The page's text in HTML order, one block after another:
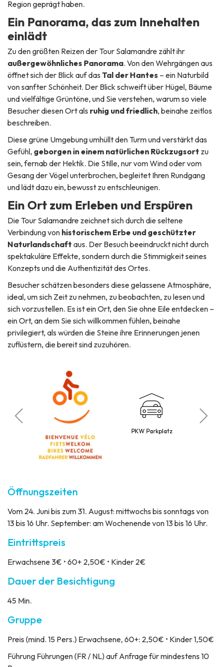
Region geprägt haben.
Ein Panorama, das zum Innehalten
einlädt
Zu den größten Reizen der Tour Salamandre zählt ihr
außergewöhnliches Panorama. Von den Wehrgängen aus
öffnet sich der Blick auf das Tal der Hantes – ein Naturbild
von sanfter Schönheit. Der Blick schweift über Hügel, Bäume
und vielfältige Grüntöne, und Sie verstehen, warum so viele
Besucher diesen Ort als ruhig und friedlich, beinahe zeitlos
beschreiben.
Diese grüne Umgebung umhüllt den Turm und verstärkt das
Gefühl, geborgen in einem natürlichen Rückzugsort zu
sein, fernab der Hektik. Die Stille, nur vom Wind oder vom
Gesang der Vögel unterbrochen, begleitet Ihren Rundgang
und lädt dazu ein, bewusst zu entschleunigen.
Ein Ort zum Erleben und Erspüren
Die Tour Salamandre zeichnet sich durch die seltene
Verbindung von historischem Erbe und geschützter
Naturlandschaft aus. Der Besuch beeindruckt nicht durch
spektakuläre Effekte, sondern durch die Stimmigkeit seines
Konzepts und die Authentizität des Ortes.
Besucher schätzen besonders diese gelassene Atmosphäre,
ideal, um sich Zeit zu nehmen, zu beobachten, zu lesen und
sich vorzustellen. Es ist ein Ort, den Sie ohne Eile entdecken –
ein Ort, an dem Sie sich willkommen fühlen, beinahe
privilegiert, als würden die Steine ihre Erinnerungen jenen
zuflüstern, die bereit sind zuzuhören.
PKW Parkplatz
Öffnungszeiten
Vom 24. Juni bis zum 31. August: mittwochs bis sonntags von
13 bis 16 Uhr. September: am Wochenende von 13 bis 16 Uhr.
Eintrittspreis
Erwachsene 3€ • 60+ 2,50€ • Kinder 2€
Dauer der Besichtigung
45 Min.
Gruppe
Preis (mind. 15 Pers.) Erwachsene, 60+: 2,50€ • Kinder 1,50€
Führung Führungen (FR / NL) auf Anfrage für mindestens 10